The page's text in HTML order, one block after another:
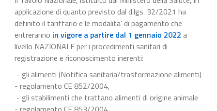
applicazione di quanto previsto dal d.lgs. 32/2021 ha
definito il tariffario e le modalita' di pagamento che
entreranno in vigore a partire dal 1 gennaio 2022 a
livello NAZIONALE per i procedimenti sanitari di
registrazione e riconoscimento inerenti:
- gli alimenti (Notifica sanitaria/trasformazione alimenti)
- regolamento CE 852/2004,
- gli stabilimenti che trattano alimenti di origine animale